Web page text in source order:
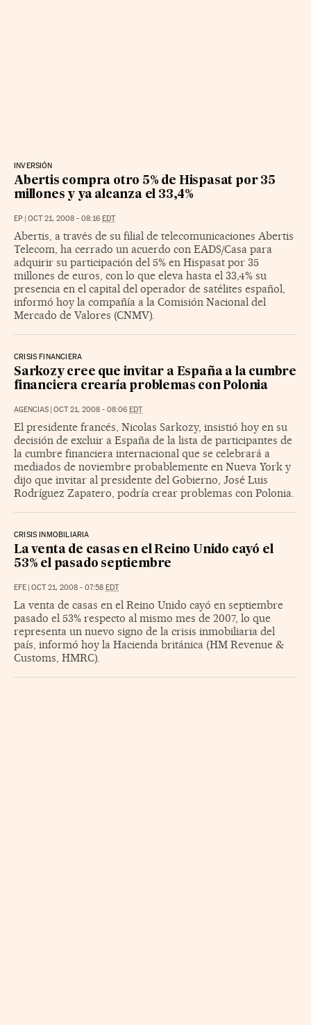
INVERSIÓN
Abertis compra otro 5% de Hispasat por 35
millones y ya alcanza el 33,4%
EP | OCT 21, 2008 - 08:16 EDT
Abertis, a través de su filial de telecomunicaciones Abertis
Telecom, ha cerrado un acuerdo con EADS/Casa para
adquirir su participación del 5% en Hispasat por 35
millones de euros, con lo que eleva hasta el 33,4% su
presencia en el capital del operador de satélites español,
informó hoy la compañía a la Comisión Nacional del
Mercado de Valores (CNMV).
CRISIS FINANCIERA
Sarkozy cree que invitar a España a la cumbre
financiera crearía problemas con Polonia
AGENCIAS | OCT 21, 2008 - 08:06 EDT
El presidente francés, Nicolas Sarkozy, insistió hoy en su
decisión de excluir a España de la lista de participantes de
la cumbre financiera internacional que se celebrará a
mediados de noviembre probablemente en Nueva York y
dijo que invitar al presidente del Gobierno, José Luis
Rodríguez Zapatero, podría crear problemas con Polonia.
CRISIS INMOBILIARIA
La venta de casas en el Reino Unido cayó el
53% el pasado septiembre
EFE | OCT 21, 2008 - 07:58 EDT
La venta de casas en el Reino Unido cayó en septiembre
pasado el 53% respecto al mismo mes de 2007, lo que
representa un nuevo signo de la crisis inmobiliaria del
país, informó hoy la Hacienda británica (HM Revenue &
Customs, HMRC).